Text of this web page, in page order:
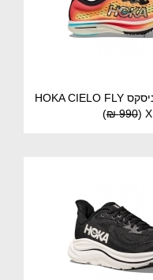
נעלי ספייקס יוניסקס HOKA CIELO FLY
X
(
990 ₪
)